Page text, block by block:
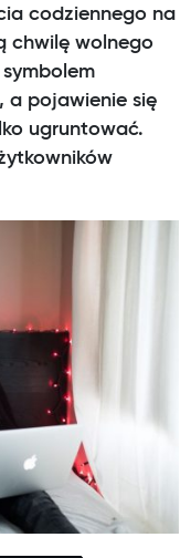
codziennego na
chwilę wolnego
a pojawienie się
ugruntować.